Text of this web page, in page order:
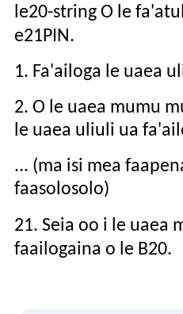
le20-string O le
e21PIN.
1. Fa'ailoga le uaea
2. O le uaea mumu
le uaea uliuli ua
... (ma isi mea
faasolosolo)
21. Seia oo i le uaea
faailogaina o le B20.